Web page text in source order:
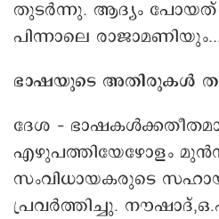
തുടര്‍ന്നു. ആദ്യം
പിന്നാലെ
ഭാഷയുടെ അതിരുകൾ
ദേശ –
എഴുപത്തിയേഴോളം
സംവിധായകരുടെ
പ്രവര്‍ത്തിച്ചു.